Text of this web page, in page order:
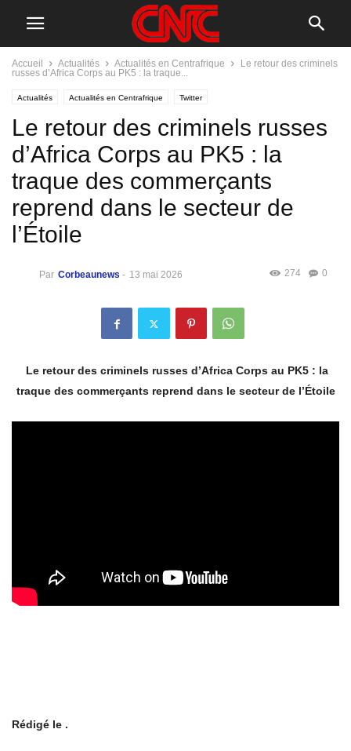
Accueil Actualités Actualités en Centrafrique
Le retour des criminels
russes d’Africa Corps au PK5 : la traque...
Actualités Actualités en Centrafrique Twitter
Le retour des criminels russes
d’Africa Corps au PK5 : la
traque des commerçants
reprend dans le secteur de
l’Étoile
Par Corbeaunews - 13 mai 2026 0
274
Le retour des criminels russes d’Africa Corps au PK5 : la
traque des commerçants reprend dans le secteur de l’Étoile
Rédigé le .